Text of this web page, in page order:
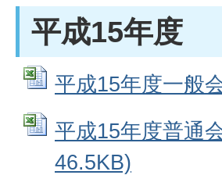
平成15年度
平成15年度一般
平成15年度普通
46.5KB)